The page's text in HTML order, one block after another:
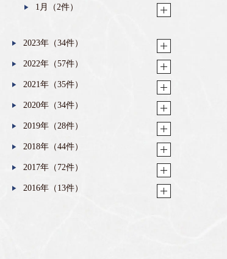
1月（2件）
2023年（34件）
2022年（57件）
2021年（35件）
2020年（34件）
2019年（28件）
2018年（44件）
2017年（72件）
2016年（13件）